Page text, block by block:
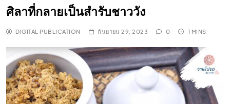
ศิลาที่กลายเป็นสำรับชาววัง
DIGITAL PUBLICATION กันยายน 29, 2023 0 1 MINS